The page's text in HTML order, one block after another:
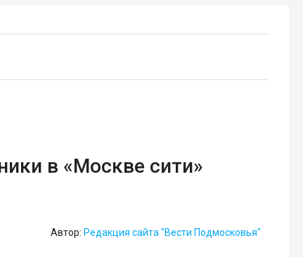
в «Москве сити»
Автор: Редакция сайта "Вести Подмосковья"